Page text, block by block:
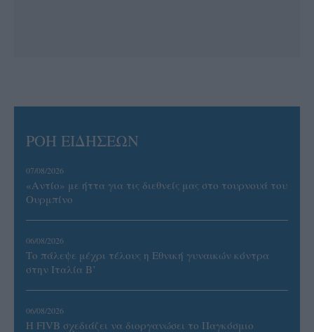
ΡΟΗ ΕΙΔΗΣΕΩΝ
07/08/2026
«Αντίο» με ήττα για τις διεθνείς μας στο τουρνουά του
Ουρμπίνο
06/08/2026
Το πάλεψε μέχρι τέλους η Εθνική γυναικών κόντρα
στην Ιταλία Β’
06/08/2026
Η FIVB σχεδιάζει να διοργανώσει το Παγκόσμιο